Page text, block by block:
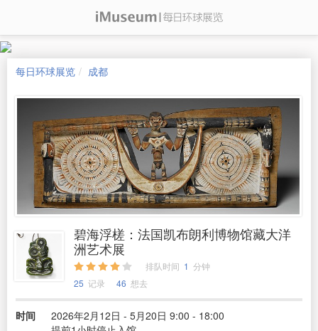
每日环球展览 成都
碧海浮槎：法国凯布朗利博物馆藏大洋
洲艺术展
排队时间 1 分钟
25 记录 46 想去
时间
2026年2月12日 - 5月20日 9:00 - 18:00